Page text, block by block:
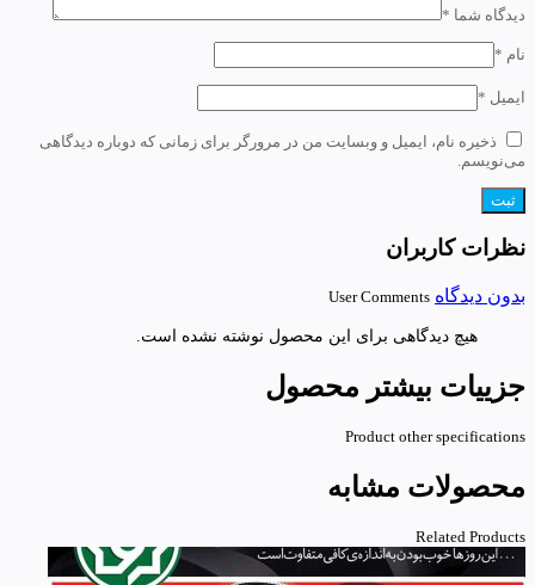
دیدگاه شما *
نام *
ایمیل *
ذخیره نام، ایمیل و وبسایت من در مرورگر برای زمانی که دوباره دیدگاهی
می‌نویسم.
نظرات کاربران
بدون دیدگاه User Comments
هیچ دیدگاهی برای این محصول نوشته نشده است.
جزییات بیشتر محصول
Product other specifications
محصولات مشابه
Related Products